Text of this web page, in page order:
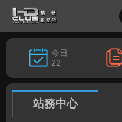
今日
22
站務中心